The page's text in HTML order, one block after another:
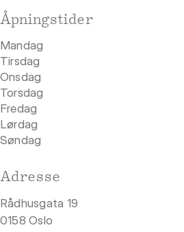
Åpningstider
Mandag
Tirsdag
Onsdag
Torsdag
Fredag
Lørdag
Søndag
Adresse
Rådhusgata 19
0158 Oslo